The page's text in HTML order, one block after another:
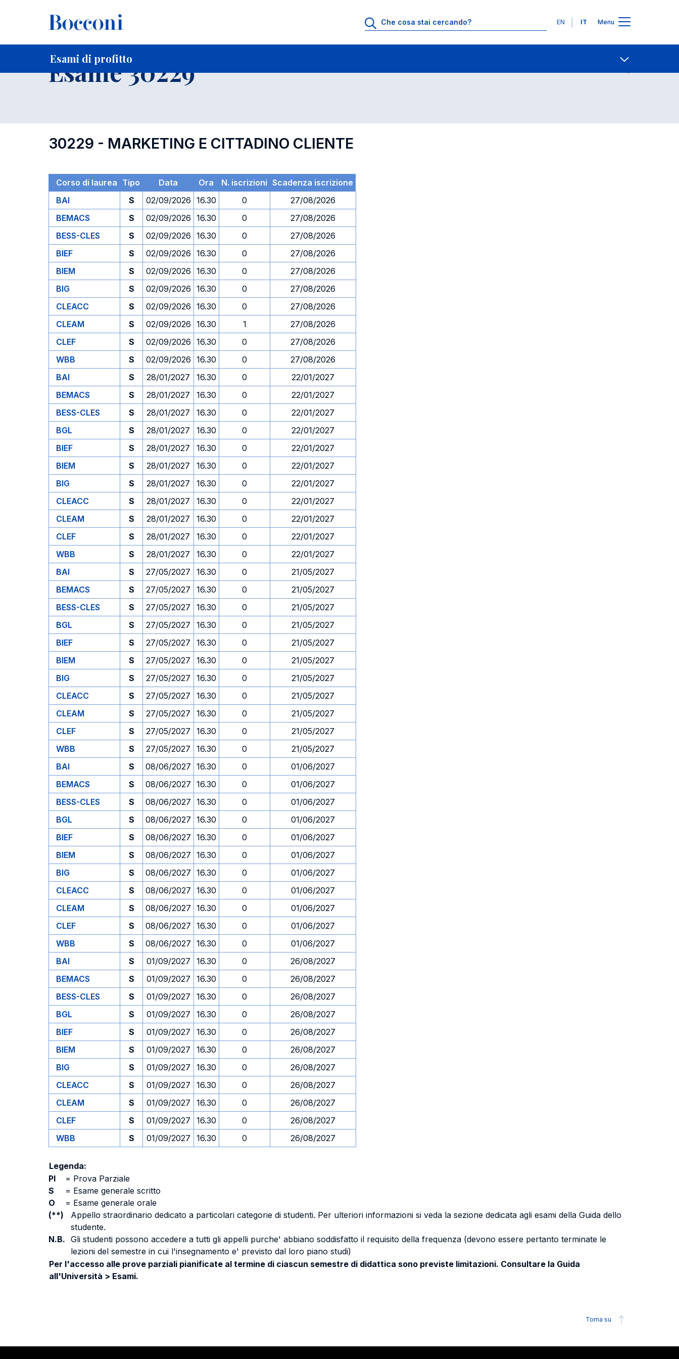
Lingue
EN IT Menu
Esami di profitto
Home Per studenti iscritti Contatti
Esame 30229
30229 - MARKETING E CITTADINO CLIENTE
Corso di laurea Tipo Data Ora N. iscrizioni Scadenza iscrizione
BAI
S 02/09/2026 16.30 0
27/08/2026
BEMACS
S 02/09/2026 16.30 0
27/08/2026
BESS-CLES
S 02/09/2026 16.30 0
27/08/2026
BIEF
S 02/09/2026 16.30 0
27/08/2026
BIEM
S 02/09/2026 16.30 0
27/08/2026
BIG
S 02/09/2026 16.30 0
27/08/2026
CLEACC
S 02/09/2026 16.30 0
27/08/2026
CLEAM
S 02/09/2026 16.30 1
27/08/2026
CLEF
S 02/09/2026 16.30 0
27/08/2026
WBB
S 02/09/2026 16.30 0
27/08/2026
BAI
S 28/01/2027 16.30 0
22/01/2027
BEMACS
S 28/01/2027 16.30 0
22/01/2027
BESS-CLES
S 28/01/2027 16.30 0
22/01/2027
BGL
S 28/01/2027 16.30 0
22/01/2027
BIEF
S 28/01/2027 16.30 0
22/01/2027
BIEM
S 28/01/2027 16.30 0
22/01/2027
BIG
S 28/01/2027 16.30 0
22/01/2027
CLEACC
S 28/01/2027 16.30 0
22/01/2027
CLEAM
S 28/01/2027 16.30 0
22/01/2027
CLEF
S 28/01/2027 16.30 0
22/01/2027
WBB
S 28/01/2027 16.30 0
22/01/2027
BAI
S 27/05/2027 16.30 0
21/05/2027
BEMACS
S 27/05/2027 16.30 0
21/05/2027
BESS-CLES
S 27/05/2027 16.30 0
21/05/2027
BGL
S 27/05/2027 16.30 0
21/05/2027
BIEF
S 27/05/2027 16.30 0
21/05/2027
BIEM
S 27/05/2027 16.30 0
21/05/2027
BIG
S 27/05/2027 16.30 0
21/05/2027
CLEACC
S 27/05/2027 16.30 0
21/05/2027
CLEAM
S 27/05/2027 16.30 0
21/05/2027
CLEF
S 27/05/2027 16.30 0
21/05/2027
WBB
S 27/05/2027 16.30 0
21/05/2027
BAI
S 08/06/2027 16.30 0
01/06/2027
BEMACS
S 08/06/2027 16.30 0
01/06/2027
BESS-CLES
S 08/06/2027 16.30 0
01/06/2027
BGL
S 08/06/2027 16.30 0
01/06/2027
BIEF
S 08/06/2027 16.30 0
01/06/2027
BIEM
S 08/06/2027 16.30 0
01/06/2027
BIG
S 08/06/2027 16.30 0
01/06/2027
CLEACC
S 08/06/2027 16.30 0
01/06/2027
CLEAM
S 08/06/2027 16.30 0
01/06/2027
CLEF
S 08/06/2027 16.30 0
01/06/2027
WBB
S 08/06/2027 16.30 0
01/06/2027
BAI
S 01/09/2027 16.30 0
26/08/2027
BEMACS
S 01/09/2027 16.30 0
26/08/2027
BESS-CLES
S 01/09/2027 16.30 0
26/08/2027
BGL
S 01/09/2027 16.30 0
26/08/2027
BIEF
S 01/09/2027 16.30 0
26/08/2027
BIEM
S 01/09/2027 16.30 0
26/08/2027
BIG
S 01/09/2027 16.30 0
26/08/2027
CLEACC
S 01/09/2027 16.30 0
26/08/2027
CLEAM
S 01/09/2027 16.30 0
26/08/2027
CLEF
S 01/09/2027 16.30 0
26/08/2027
WBB
S 01/09/2027 16.30 0 26/08/2027
Legenda:
PI
= Prova Parziale
S
= Esame generale scritto
O
= Esame generale orale
(**)
Appello straordinario dedicato a particolari categorie di studenti. Per ulteriori informazioni si veda la sezione dedicata agli esami della Guida dello
studente.
N.B. Gli studenti possono accedere a tutti gli appelli purche' abbiano soddisfatto il requisito della frequenza (devono essere pertanto terminate le
lezioni del semestre in cui l'insegnamento e' previsto dal loro piano studi)
Per l'accesso alle prove parziali pianificate al termine di ciascun semestre di didattica sono previste limitazioni. Consultare la Guida
all'Università > Esami.
Torna su